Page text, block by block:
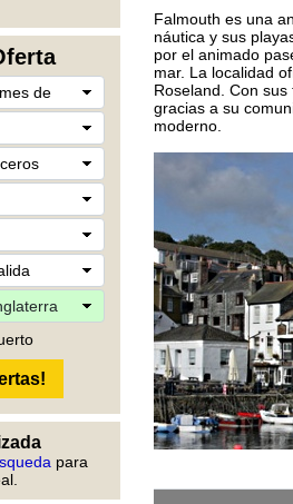
para
Falmouth es una
náutica y sus
por el animado
mar. La localidad
Roseland. Con
gracias a su
moderno.